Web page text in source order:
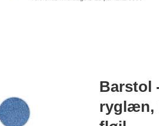
Barstol
ryglæn,